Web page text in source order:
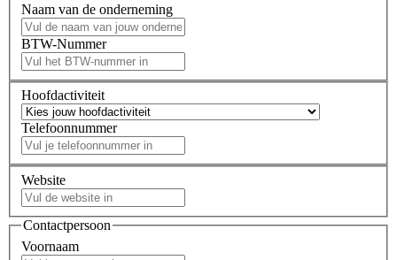
Naam van de onderneming
BTW-Nummer
Hoofdactiviteit
Telefoonnummer
Website
Contactpersoon
Voornaam